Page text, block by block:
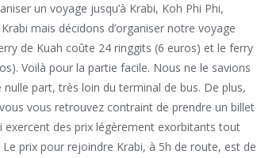
un voyage jusqu’à Krabi, Koh Phi Phi,
mais décidons d’organiser notre voyage
de Kuah coûte 24 ringgits (6 euros) et le ferry
Voilà pour la partie facile. Nous ne le savions
part, très loin du terminal de bus. De plus,
vous retrouvez contraint de prendre un billet
exercent des prix légèrement exorbitants tout
prix pour rejoindre Krabi, à 5h de route, est de